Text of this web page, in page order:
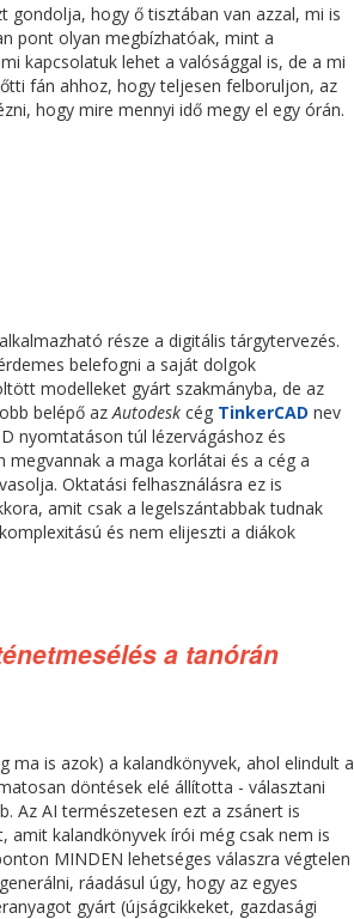
gondolja, hogy ő tisztában van azzal, mi is
pont olyan megbízhatóak, mint a
kapcsolatuk lehet a valósággal is, de a mi
fán ahhoz, hogy teljesen felboruljon, az
hogy mire mennyi idő megy el egy órán.
része a digitális tárgytervezés.
belefogni a saját dolgok
modelleket gyárt szakmányba, de az
belépő azAutodesk cég TinkerCAD nev
nyomtatáson túl lézervágáshoz és
a maga korlátai és a cég a
Oktatási felhasználásra ez is
amit csak a legelszántabbak tudnak
és nem elijeszti a diákok
a tanórán
ma is azok) a kalandkönyvek, ahol elindult a
döntések elé állította - választani
Az AI természetesen ezt a zsánert is
amit kalandkönyvek írói még csak nem is
MINDEN lehetséges válaszra végtelen
ráadásul úgy, hogy az egyes
gyárt (újságcikkeket, gazdasági